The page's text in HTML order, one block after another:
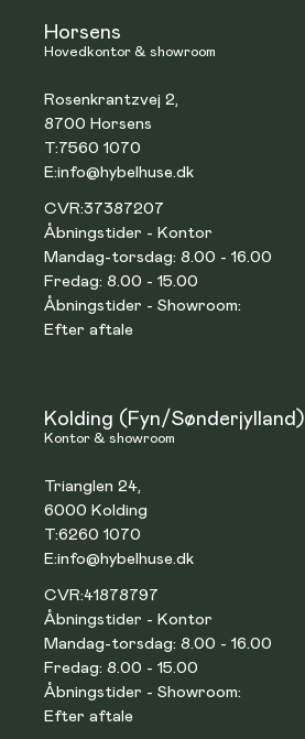
Horsens
Hovedkontor & showroom
Rosenkrantzvej 2,
8700 Horsens
T:7560 1070
E:info@hybelhuse.dk
CVR:37387207
Åbningstider - Kontor
Mandag-torsdag: 8.00 - 16.00
Fredag: 8.00 - 15.00
Åbningstider - Showroom:
Efter aftale
Kolding (Fyn/Sønderjylland)
Kontor & showroom
Trianglen 24,
6000 Kolding
T:6260 1070
E:info@hybelhuse.dk
CVR:41878797
Åbningstider - Kontor
Mandag-torsdag: 8.00 - 16.00
Fredag: 8.00 - 15.00
Åbningstider - Showroom:
Efter aftale